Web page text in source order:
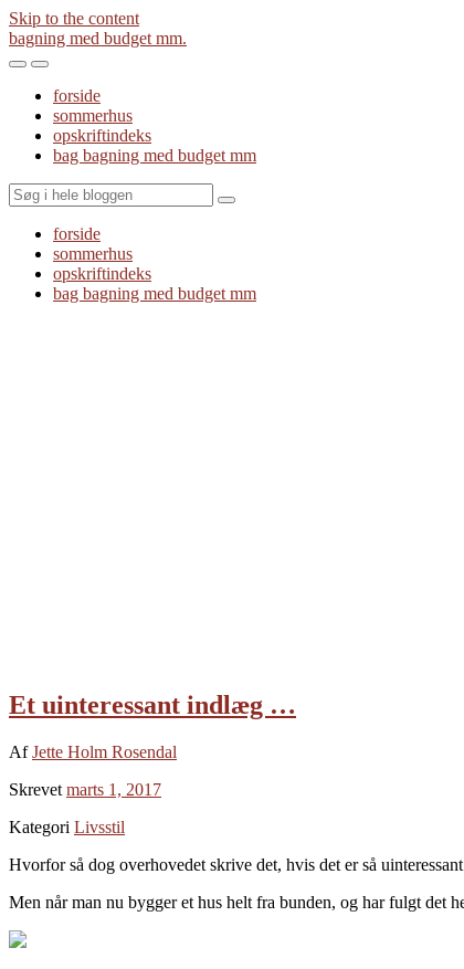
Skip to the content
bagning med budget mm.
Toggle
mobile
menu
Toggle
the
search
field
forside
sommerhus
opskriftindeks
bag bagning med budget mm
Search
forside
sommerhus
opskriftindeks
bag bagning med budget mm
Et uinteressant indlæg …
AfJette Holm Rosendal
Skrevet marts 1, 2017
Kategori Livsstil
Hvorfor så dog overhovedet skrive det, hvis det er så
Men når man nu bygger et hus helt fra bunden, og har fulgt det